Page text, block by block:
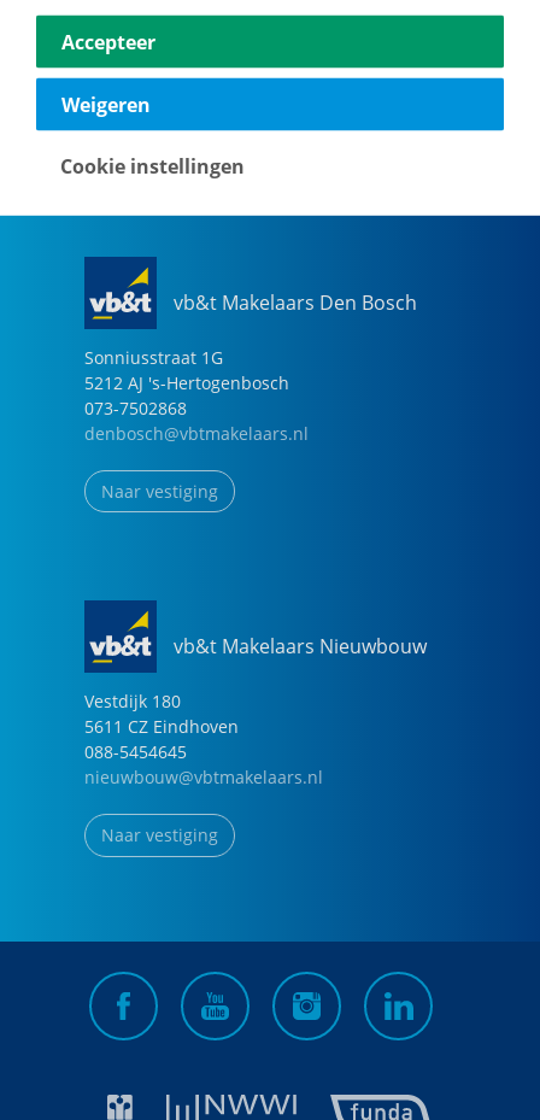
Vestdijk 180
5611 CZ Eindhoven
040-2696949
vb&t Makelaars Den Bosch
Sonniusstraat 1G
5212 AJ 's-Hertogenbosch
073-7502868
denbosch@vbtmakelaars.nl
Naar vestiging
vb&t Makelaars Nieuwbouw
Vestdijk 180
5611 CZ Eindhoven
088-5454645
nieuwbouw@vbtmakelaars.nl
Naar vestiging
Accepteer
Weigeren
Cookie instellingen